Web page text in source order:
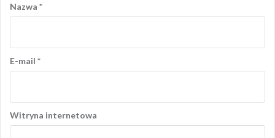
Nazwa *
E-mail *
Witryna internetowa